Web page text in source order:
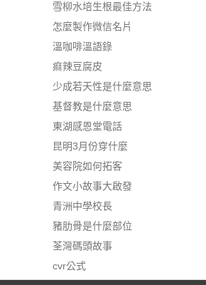
雪柳水培生根最佳方法
怎麼製作微信名片
溫咖啡溫語錄
痲辣豆腐皮
少成若天性是什麼意思
基督教是什麼意思
東湖感恩堂電話
昆明3月份穿什麼
美容院如何拓客
作文小故事大啟發
青洲中學校長
豬肋骨是什麼部位
荃灣碼頭故事
cvr公式